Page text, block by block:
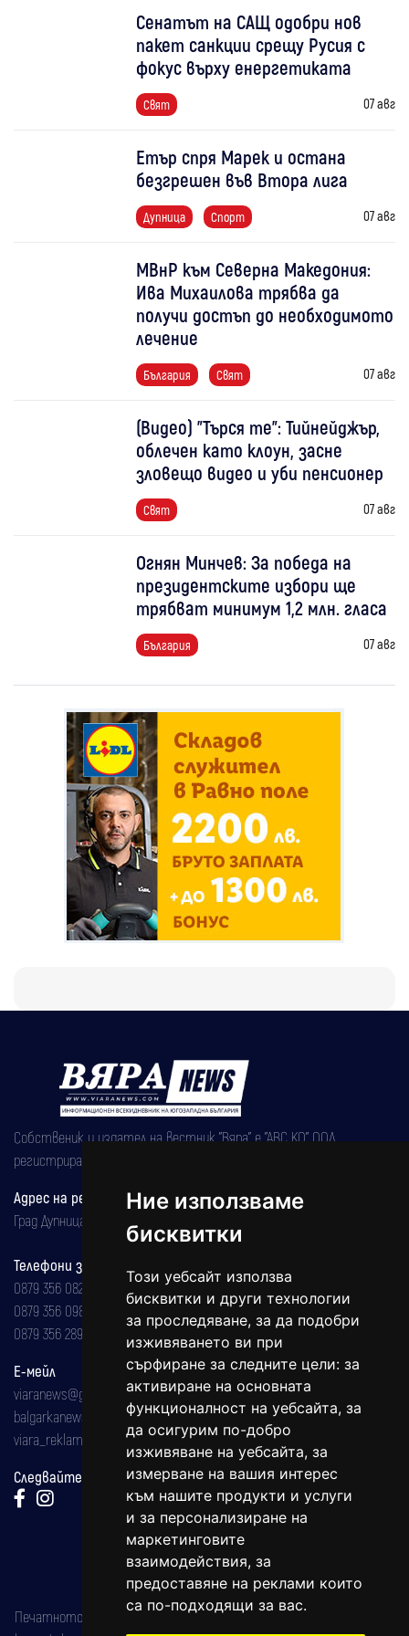
Ние използваме
бисквитки
Този уебсайт използва
бисквитки и други технологии
за проследяване, за да подобри
изживяването ви при
сърфиране за следните цели: за
активиране на основната
функционалност на уебсайта, за
да осигурим по-добро
изживяване на уебсайта, за
измерване на вашия интерес
към нашите продукти и услуги
и за персонализиране на
маркетинговите
взаимодействия, за
предоставяне на реклами които
са по-подходящи за вас.
Сенатът на САЩ одобри нов
пакет санкции срещу Русия с
фокус върху енергетиката
Свят 07 авг
Етър спря Марек и остана
безгрешен във Втора лига
Дупница Спорт 07 авг
МВнР към Северна Македония:
Ива Михаилова трябва да
получи достъп до необходимото
лечение
България Свят 07 авг
(Видео) "Търся те": Тийнейджър,
облечен като клоун, засне
зловещо видео и уби пенсионер
Свят 07 авг
Огнян Минчев: За победа на
президентските избори ще
трябват минимум 1,2 млн. гласа
България 07 авг
Собственик и издател на вестник "Вяра" е "АВС КО" ООД,
регистрирана на 08.05.2002 година.
Адрес на редакцията
Град Дупница, ул.''Христо Ботев" 43
Телефони за реклама и абонаменти
0879 356 082
0879 356 098
0879 356 289
Е-мейл
viaranews@gmail.com
balgarkanews@gmail.com
viara_reklama@mail.bg
Следвайте ни:
Печатното издание на вестника е регистрирано в националния